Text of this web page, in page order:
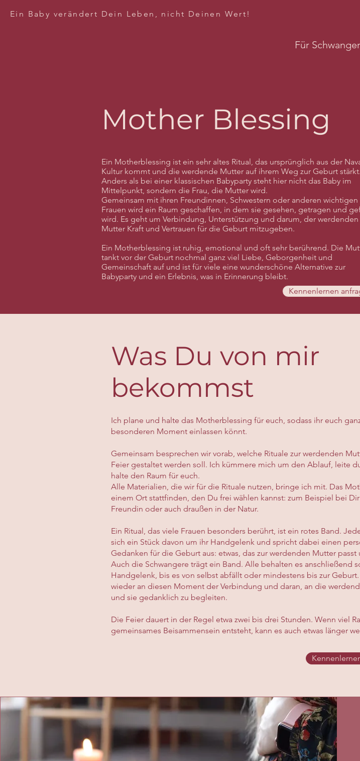
Ein Baby verändert Dein Leben, nicht Deinen Wert!
Für
Mother Blessing
Ein Motherblessing ist ein sehr altes Ritual, das ursprünglich aus der
Kultur kommt und die werdende Mutter auf ihrem Weg zur Geburt stärkt.
Anders als bei einer klassischen Babyparty steht hier nicht das Baby im
Mittelpunkt, sondern die Frau, die Mutter wird.
Gemeinsam mit ihren Freundinnen, Schwestern oder anderen wichtigen
Frauen wird ein Raum geschaffen, in dem sie gesehen, getragen und
wird. Es geht um Verbindung, Unterstützung und darum, der werdenden
Mutter Kraft und Vertrauen für die Geburt mitzugeben.
Ein Motherblessing ist ruhig, emotional und oft sehr berührend. Die
tankt vor der Geburt nochmal ganz viel Liebe, Geborgenheit und
Gemeinschaft auf und ist für viele eine wunderschöne Alternative zur
Babyparty und ein Erlebnis, was in Erinnerung bleibt.
Kennenlernen
Was Du von mir
bekommst
Ich plane und halte das Motherblessing für euch, sodass ihr euch
besonderen Moment einlassen könnt.
Gemeinsam besprechen wir vorab, welche Rituale zur werdenden
Feier gestaltet werden soll. Ich kümmere mich um den Ablauf, leite
halte den Raum für euch.
Alle Materialien, die wir für die Rituale nutzen, bringe ich mit. Das
einem Ort stattfinden, den Du frei wählen kannst: zum Beispiel bei
Freundin oder auch draußen in der Natur.
Ein Ritual, das viele Frauen besonders berührt, ist ein rotes Band.
sich ein Stück davon um ihr Handgelenk und spricht dabei einen
Gedanken für die Geburt aus: etwas, das zur werdenden Mutter passt
Auch die Schwangere trägt ein Band. Alle behalten es anschließend
Handgelenk, bis es von selbst abfällt oder mindestens bis zur
wieder an diesen Moment der Verbindung und daran, an die
und sie gedanklich zu begleiten.
Die Feier dauert in der Regel etwa zwei bis drei Stunden. Wenn viel
gemeinsames Beisammensein entsteht, kann es auch etwas länger